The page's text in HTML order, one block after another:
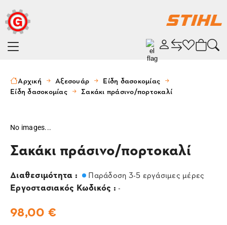
Αρχική Αξεσουάρ
Είδη δασοκομίας
Είδη δασοκομίας
Σακάκι πράσινο/πορτοκαλί
No images...
Σακάκι πράσινο/πορτοκαλί
Διαθεσιμότητα : Παράδοση 3-5 εργάσιμες μέρες
Εργοστασιακός Κωδικός : -
98,00 €